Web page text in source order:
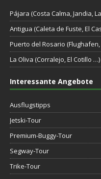
Pájara (Costa Calma, Jandia,
Antigua (Caleta de Fuste, El
Puerto del Rosario
La Oliva (Corralejo, El Cotillo …)
Interessante Angebote
Ausflugstipps
Jetski-Tour
Premium-Buggy-Tour
Segway-Tour
Trike-Tour